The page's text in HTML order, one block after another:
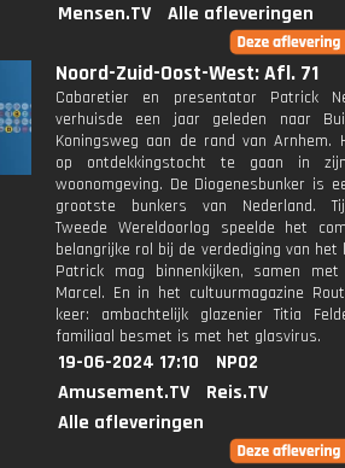
Mensen.TV
Alle afleveringen
Noord-Zuid-Oost-West: Afl. 71
Cabaretier en presentator Patrick
verhuisde een jaar geleden naar
Koningsweg aan de rand van Arnhem.
op ontdekkingstocht te gaan in
woonomgeving. De Diogenesbunker is
grootste bunkers van Nederland.
Tweede Wereldoorlog speelde het
belangrijke rol bij de verdediging van het
Patrick mag binnenkijken, samen met
Marcel. En in het cultuurmagazine
keer: ambachtelijk glazenier Titia
familiaal besmet is met het glasvirus.
19-06-2024 17:10
NPO2
Amusement.TV
Reis.TV
Alle afleveringen